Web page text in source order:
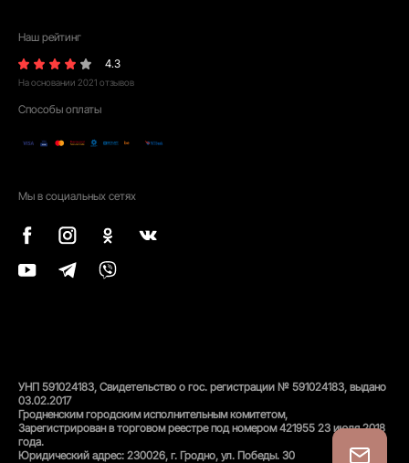
Наш рейтинг
4.3
На основании 2021 отзывов
Способы оплаты
Мы в социальных сетях
УНП 591024183, Свидетельство о гос. регистрации № 591024183, выдано
03.02.2017
Гродненским городским исполнительным комитетом,
Зарегистрирован в торговом реестре под номером 421955 23 июля 2018
года.
Юридический адрес: 230026, г. Гродно, ул. Победы. 30